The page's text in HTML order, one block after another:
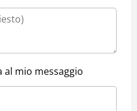
mio messaggio